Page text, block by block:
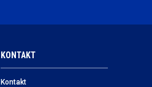
KONTAKT
Kontakt